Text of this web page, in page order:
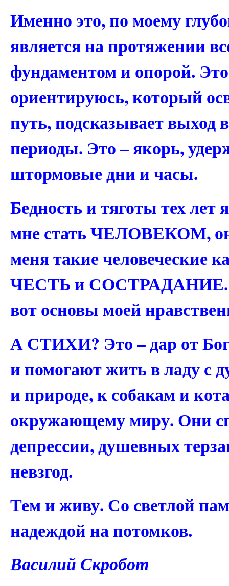
Именно это, по моему
является на протяжении
фундаментом и опорой.
ориентируюсь, который
путь, подсказывает
периоды. Это – якорь,
штормовые дни и часы.
Бедность и тяготы тех лет
мне стать ЧЕЛОВЕКОМ,
меня такие человеческие
ЧЕСТЬ и СОСТРАДАНИЕ.
вот основы моей
А СТИХИ? Это – дар от
и помогают жить в ладу с
и природе, к собакам и
окружающему миру. Они
депрессии, душевных
невзгод.
Тем и живу. Со светлой
надеждой на потомков.
Василий Скробот